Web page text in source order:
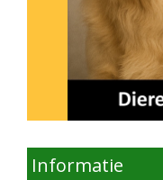
Informatie